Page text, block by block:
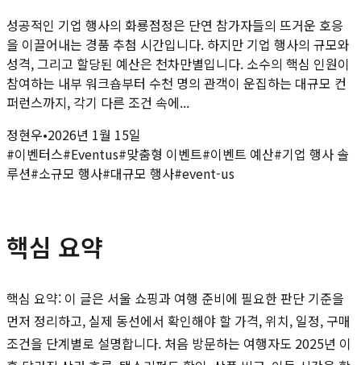
성공적인 기업 행사의 화룡점정은 단연 참가자들의 뜨거운 호응
을 이끌어내는 경품 추첨 시간입니다. 하지만 기업 행사의 규모와
성격, 그리고 할당된 예산은 천차만별입니다. 소수의 핵심 인원이
참여하는 내부 워크숍부터 수천 명의 관객이 운집하는 대규모 컨
퍼런스까지, 각기 다른 조건 속에...
정현우•2026년 1월 15일
#이벤터스#Eventus#맞춤형 이벤트#이벤트 예산#기업 행사 솔
루션#소규모 행사#대규모 행사#event-us
핵심 요약
핵심 요약: 이 글은 서울 쇼핑과 여행 준비에 필요한 판단 기준을
먼저 정리하고, 실제 동선에서 확인해야 할 가격, 위치, 일정, 구매
조건을 단계별로 설명합니다. 처음 방문하는 여행자도 2025년 이